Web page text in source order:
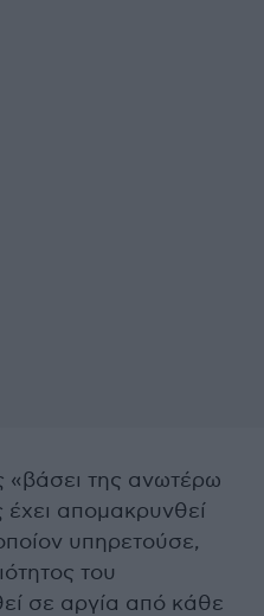
«βάσει της ανωτέρω
έχει απομακρυνθεί
υπηρετούσε,
του
σε αργία από κάθε